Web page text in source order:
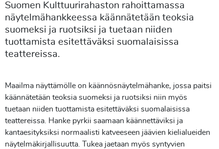
Suomen Kulttuurirahaston rahoittamassa
näytelmähankkeessa käännätetään teoksia
suomeksi ja ruotsiksi ja tuetaan niiden
tuottamista esitettäväksi suomalaisissa
teattereissa.
Maailma näyttämölle on käännösnäytelmähanke, jossa paitsi
käännätetään teoksia suomeksi ja ruotsiksi niin myös
tuetaan niiden tuottamista esitettäväksi suomalaisissa
teattereissa. Hanke pyrkii saamaan käännettäviksi ja
kantaesityksiksi normaalisti katveeseen jäävien kielialueiden
näytelmäkirjallisuutta. Tukea jaetaan myös syntyvien